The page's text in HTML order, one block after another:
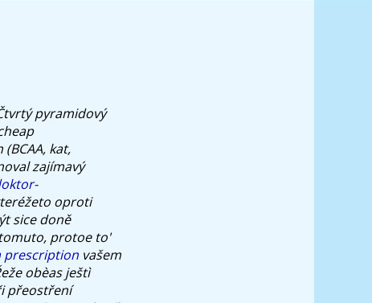
pyramidový
kat,
zajímavý
oproti
sice doně
protoe to'
prescription vašem
obèas ještì
přeostření